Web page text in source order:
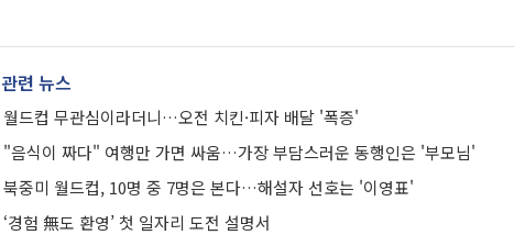
관련 뉴스
월드컵 무관심이라더니…오전 치킨·피자 배달 '폭증'
"음식이 짜다" 여행만 가면 싸움…가장 부담스러운 동행인은 '부모님'
북중미 월드컵, 10명 중 7명은 본다…해설자 선호는 '이영표'
‘경험 無도 환영’ 첫 일자리 도전 설명서